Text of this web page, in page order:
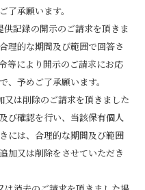
了承願います。
記録の開示のご請求を頂きま
理的な期間及び範囲で回答さ
等により開示のご請求にお応
、予めご了承願います。
は削除のご請求を頂きました
び確認を行い、当該保有個人
には、合理的な期間及び範囲
加又は削除をさせていただき